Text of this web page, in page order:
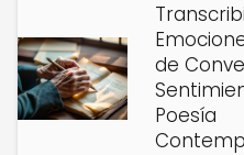
de
Poesía